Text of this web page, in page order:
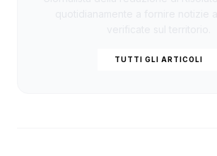
TUTTI GLI ARTICOLI